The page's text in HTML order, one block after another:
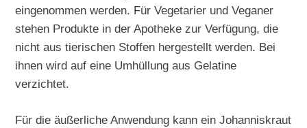
eingenommen werden. Für Vegetarier und Veganer
stehen Produkte in der Apotheke zur Verfügung, die
nicht aus tierischen Stoffen hergestellt werden. Bei
ihnen wird auf eine Umhüllung aus Gelatine
verzichtet.
Für die äußerliche Anwendung kann ein Johanniskraut